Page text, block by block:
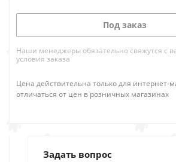
Под заказ
Наши менеджеры обязательно свяжутся с
условия заказа
Цена действительна только для интернет-
отличаться от цен в розничных магазинах
Задать вопрос